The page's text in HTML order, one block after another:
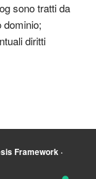
sono tratti da
dominio;
diritti
Framework·